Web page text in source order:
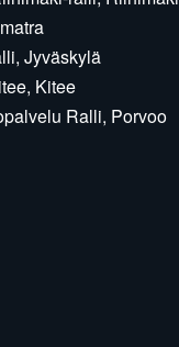
Jyväskylä
Kitee
Ralli, Porvoo